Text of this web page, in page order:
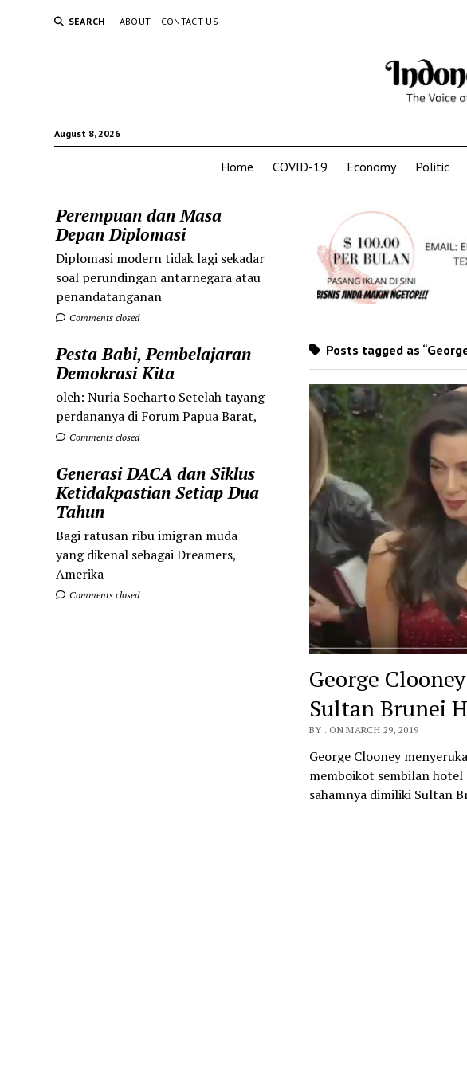
SEARCH ABOUT CONTACT US
August 8, 2026
Home COVID-19 Economy Politic
Perempuan dan Masa
Depan Diplomasi
Diplomasi modern tidak lagi sekadar
soal perundingan antarnegara atau
penandatanganan
Comments closed
Pesta Babi, Pembelajaran
Demokrasi Kita
oleh: Nuria Soeharto Setelah tayang
perdananya di Forum Papua Barat,
Comments closed
Generasi DACA dan Siklus
Ketidakpastian Setiap Dua
Tahun
Bagi ratusan ribu imigran muda
yang dikenal sebagai Dreamers,
Amerika
Comments closed
Posts tagged as
George
Sultan Brunei
BY . ON MARCH 29, 2019
George Clooney
memboikot sembilan
sahamnya dimiliki Sultan